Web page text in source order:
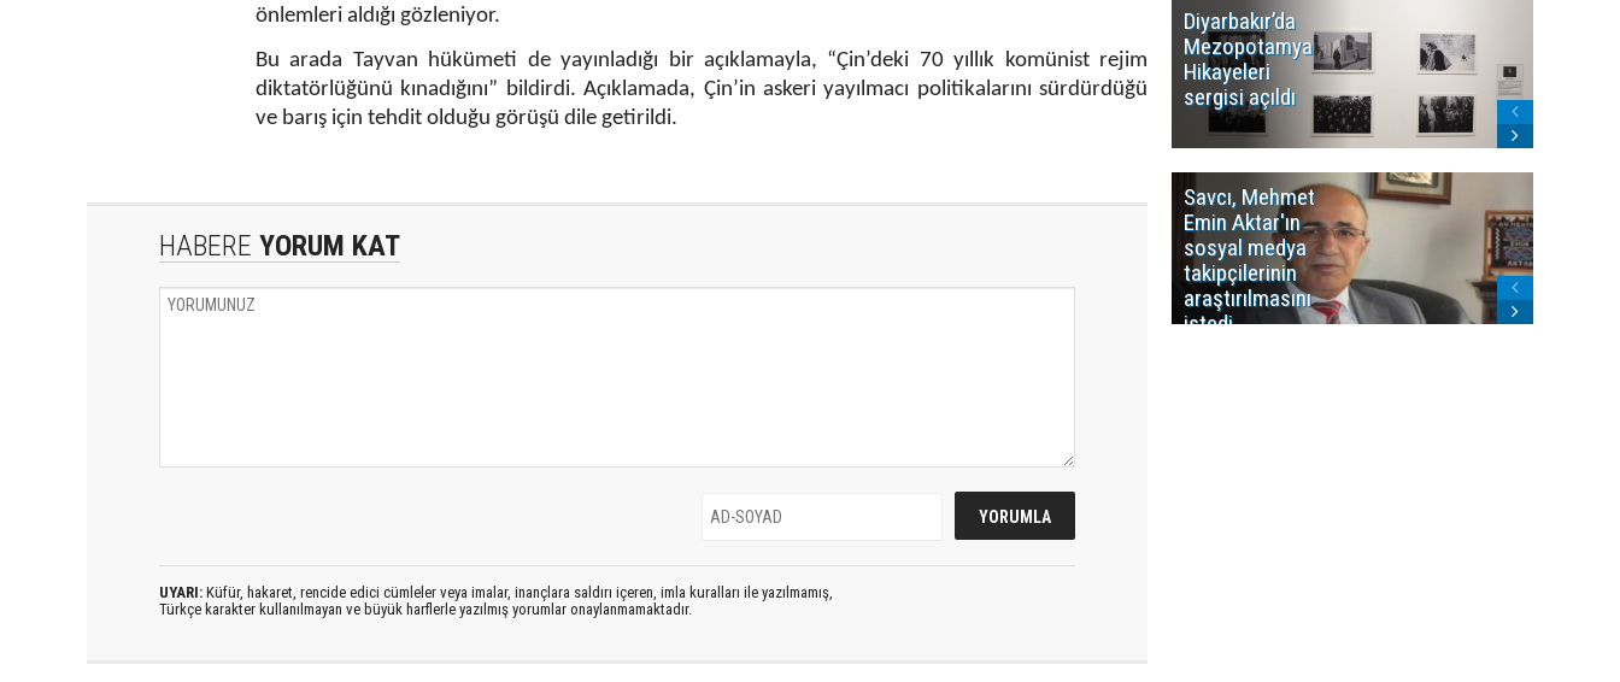
önlemleri aldığı gözleniyor.
Bu arada Tayvan hükümeti de yayınladığı bir açıklamayla, “Çin’deki 70 yıllık komünist rejim
diktatörlüğünü kınadığını” bildirdi. Açıklamada, Çin’in askeri yayılmacı politikalarını sürdürdüğü
ve barış için tehdit olduğu görüşü dile getirildi.
HABERE YORUM KAT
UYARI: Küfür, hakaret, rencide edici cümleler veya imalar, inançlara saldırı içeren, imla kuralları ile yazılmamış,
Türkçe karakter kullanılmayan ve büyük harflerle yazılmış yorumlar onaylanmamaktadır.
Diyarbakır’da
Mezopotamya
Hikayeleri
sergisi açıldı
Savcı, Mehmet
Emin Aktar'ın
sosyal medya
takipçilerinin
araştırılmasını
istedi